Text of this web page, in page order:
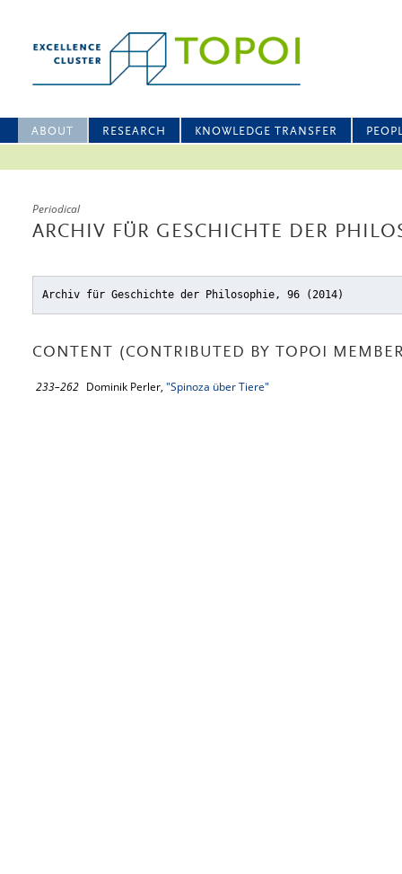
ABOUT RESEARCH KNOWLEDGE TRANSFER
Periodical
ARCHIV FÜR GESCHICHTE DER
Archiv für Geschichte der Philosophie, 96 (2014)
CONTENT (CONTRIBUTED BY TOPOI
233–262 Dominik Perler, "Spinoza über Tiere"